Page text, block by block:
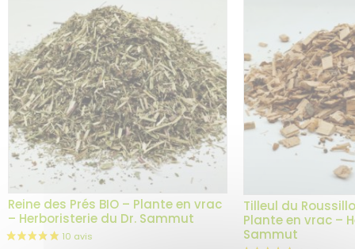
Reine des Prés BIO – Plante en vrac
– Herboristerie du Dr. Sammut
Tilleul du
Plante en vrac –
Sammut